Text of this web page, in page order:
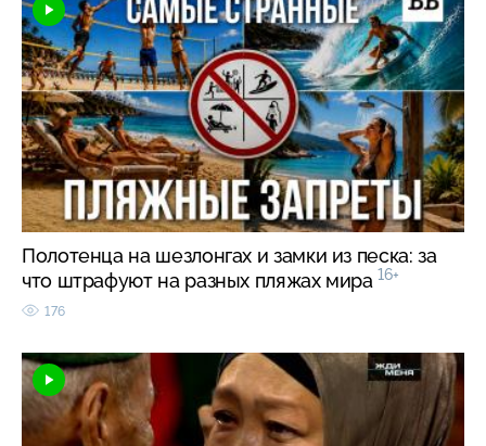
Полотенца на шезлонгах и замки из песка: за
что штрафуют на разных пляжах мира 16+
176